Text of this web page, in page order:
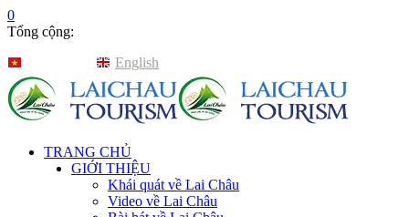
0
Tổng cộng:
English
TRANG CHỦ
GIỚI THIỆU
Khái quát về Lai Châu
Video về Lai Châu